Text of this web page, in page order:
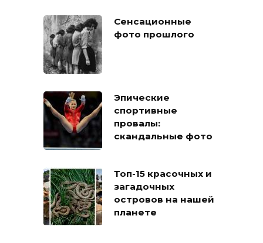
Сенсационные
фото прошлого
Эпические
спортивные
провалы:
скандальные фото
Топ-15 красочных и
загадочных
островов на нашей
планете